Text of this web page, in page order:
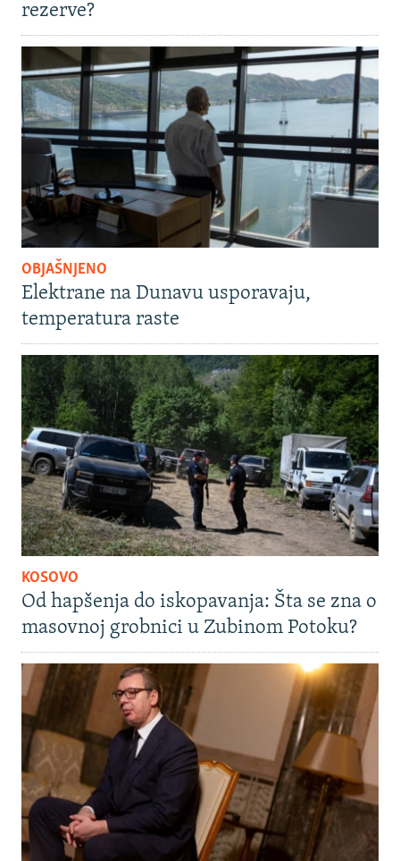
rezerve?
OBJAŠNJENO
Elektrane na Dunavu usporavaju,
temperatura raste
KOSOVO
Od hapšenja do iskopavanja: Šta se zna o
masovnoj grobnici u Zubinom Potoku?